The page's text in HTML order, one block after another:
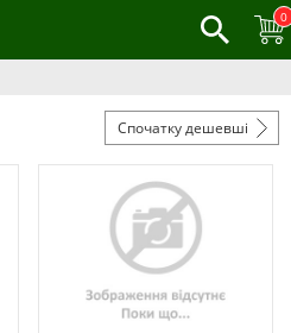
0
Спочатку дешевші